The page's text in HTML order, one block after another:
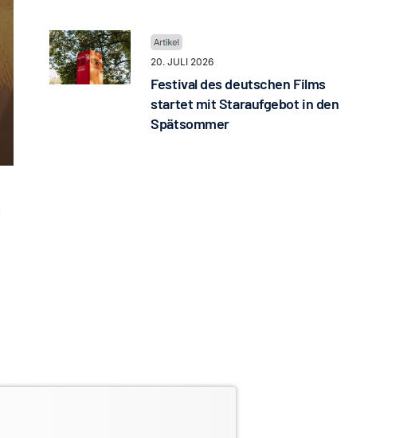
20. JULI 2026
Festival des deutschen Films
startet mit Staraufgebot in den
Spätsommer